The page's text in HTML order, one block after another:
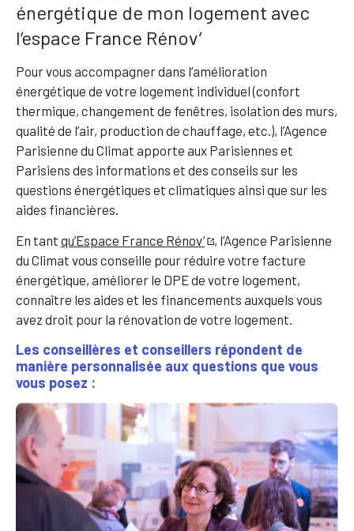
énergétique de mon logement avec
l’espace France Rénov’
Pour vous accompagner dans l’amélioration
énergétique de votre logement individuel (confort
thermique, changement de fenêtres, isolation des murs,
qualité de l’air, production de chauffage, etc.), l’Agence
Parisienne du Climat apporte aux Parisiennes et
Parisiens des informations et des conseils sur les
questions énergétiques et climatiques ainsi que sur les
aides financières.
En tant qu’Espace France Rénov’
, l’Agence Parisienne
du Climat vous conseille pour réduire votre facture
énergétique, améliorer le DPE de votre logement,
connaître les aides et les financements auxquels vous
avez droit pour la rénovation de votre logement.
Les conseillères et conseillers répondent de
manière personnalisée aux questions que vous
vous posez :